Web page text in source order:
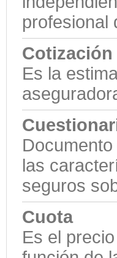
profesional
Cotización
Es la
las
seguros
Cuota
Es el